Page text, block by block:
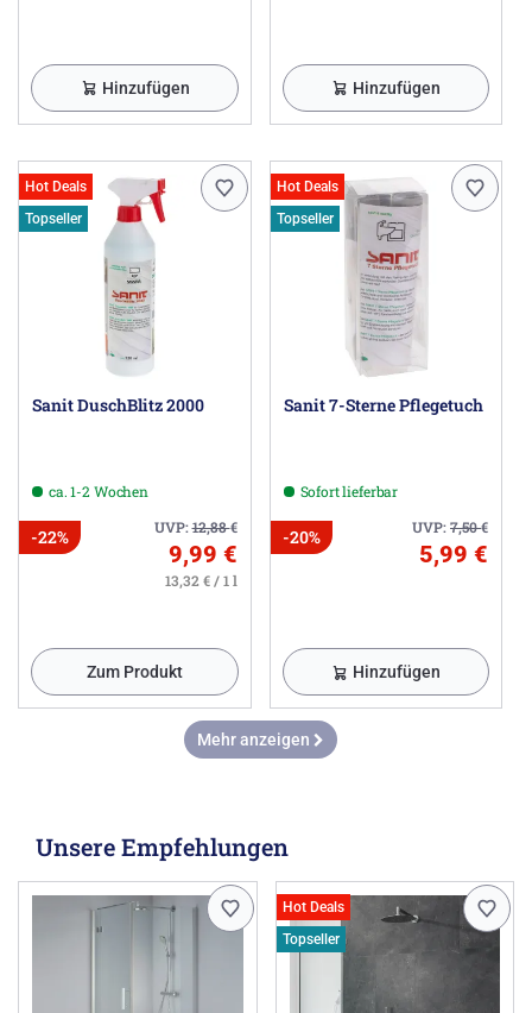
Hinzufügen Hinzufügen
Hot Deals
Topseller
Sanit DuschBlitz 2000
ca. 1-2 Wochen
UVP:12,88€
-22%
9,99 €
13,32 € / 1 l
Zum Produkt
Hot Deals
Topseller
Sanit 7-Sterne Pflegetuch
Sofort lieferbar
UVP:7,50€
-20%
5,99 €
Hinzufügen
Mehr anzeigen
Unsere Empfehlungen
Hot Deals
Topseller